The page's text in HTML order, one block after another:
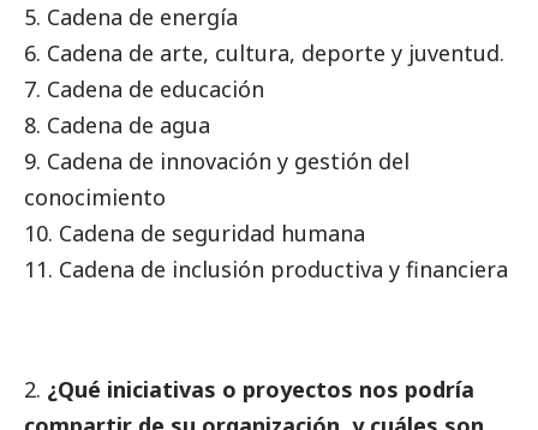
5. Cadena de energía
6. Cadena de arte, cultura, deporte y juventud.
7. Cadena de educación
8. Cadena de agua
9. Cadena de innovación y gestión del
conocimiento
10. Cadena de seguridad humana
11. Cadena de inclusión productiva y financiera
¿Qué iniciativas o proyectos nos podría